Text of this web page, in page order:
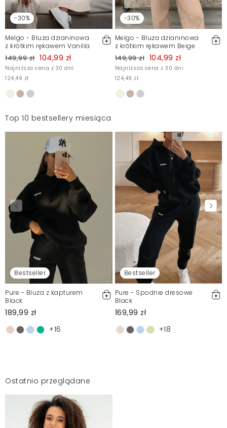
-30%
Melgo - Bluza dzianinowa
z krótkim rękawem Vanilla
149,99 zł 104,99 zł
Najniższa cena z 30 dni
124,49 zł
-30%
Melgo - Bluza dzianinowa
z krótkim rękawem Beige
149,99 zł 104,99 zł
Najniższa cena z 30 dni
124,49 zł
Top 10 bestsellery miesiąca
Bestseller
Pure - Bluza z kapturem
Black
189,99 zł
+16
Bestseller
Pure - Spodnie dresowe
Black
169,99 zł
+18
Ostatnio przeglądane